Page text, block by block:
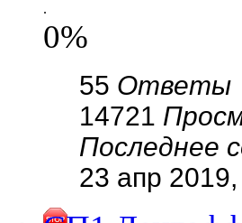
.
0%
55 Ответы
14721
Последнее
23 апр